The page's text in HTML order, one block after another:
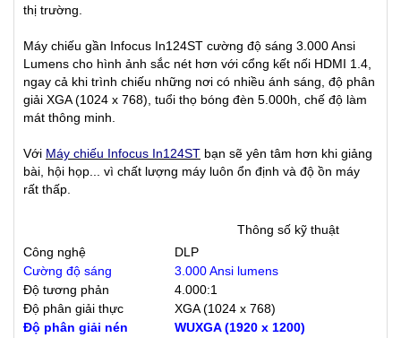
thị trường.
Máy chiếu gần Infocus In124ST cường độ sáng 3.000 Ansi
Lumens cho hình ảnh sắc nét hơn với cổng kết nối HDMI 1.4,
ngay cả khi trình chiếu những nơi có nhiều ánh sáng, độ phân
giải XGA (1024 x 768), tuổi thọ bóng đèn 5.000h, chế độ làm
mát thông minh.
Với Máy chiếu Infocus In124ST bạn sẽ yên tâm hơn khi giảng
bài, hội họp... vì chất lượng máy luôn ổn định và độ ồn máy
rất thấp.
Thông số kỹ thuật
Công nghệ
DLP
Cường độ sáng
3.000 Ansi lumens
Độ tương phản
4.000:1
Độ phân giải thực
XGA (1024 x 768)
Độ phân giải nén
WUXGA (1920 x 1200)